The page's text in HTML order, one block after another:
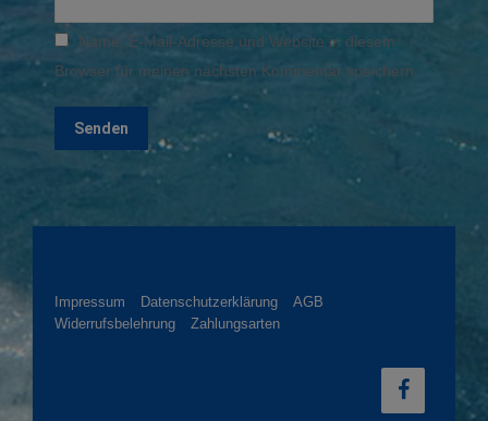
Name, E-Mail-Adresse und Website in diesem
Browser für meinen nächsten Kommentar speichern.
Impressum Datenschutzerklärung
AGB
Widerrufsbelehrung
Zahlungsarten